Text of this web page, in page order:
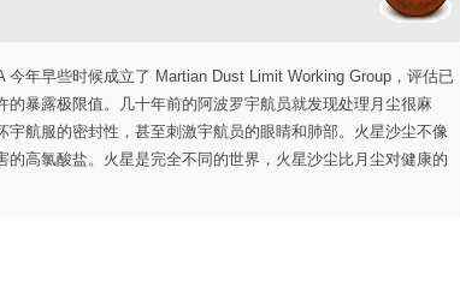
年早些时候成立了 Martian Dust Limit Working Group，评估已
暴露极限值。几十年前的阿波罗宇航员就发现处理月尘很麻
航服的密封性，甚至刺激宇航员的眼睛和肺部。火星沙尘不像
高氯酸盐。火星是完全不同的世界，火星沙尘比月尘对健康的